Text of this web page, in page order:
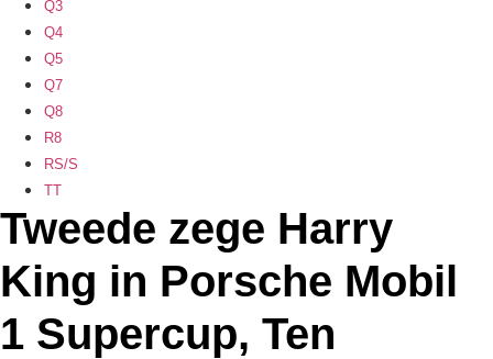
Q3
Q4
Q5
Q7
Q8
R8
RS/S
TT
Tweede zege Harry
King in Porsche Mobil
1 Supercup, Ten